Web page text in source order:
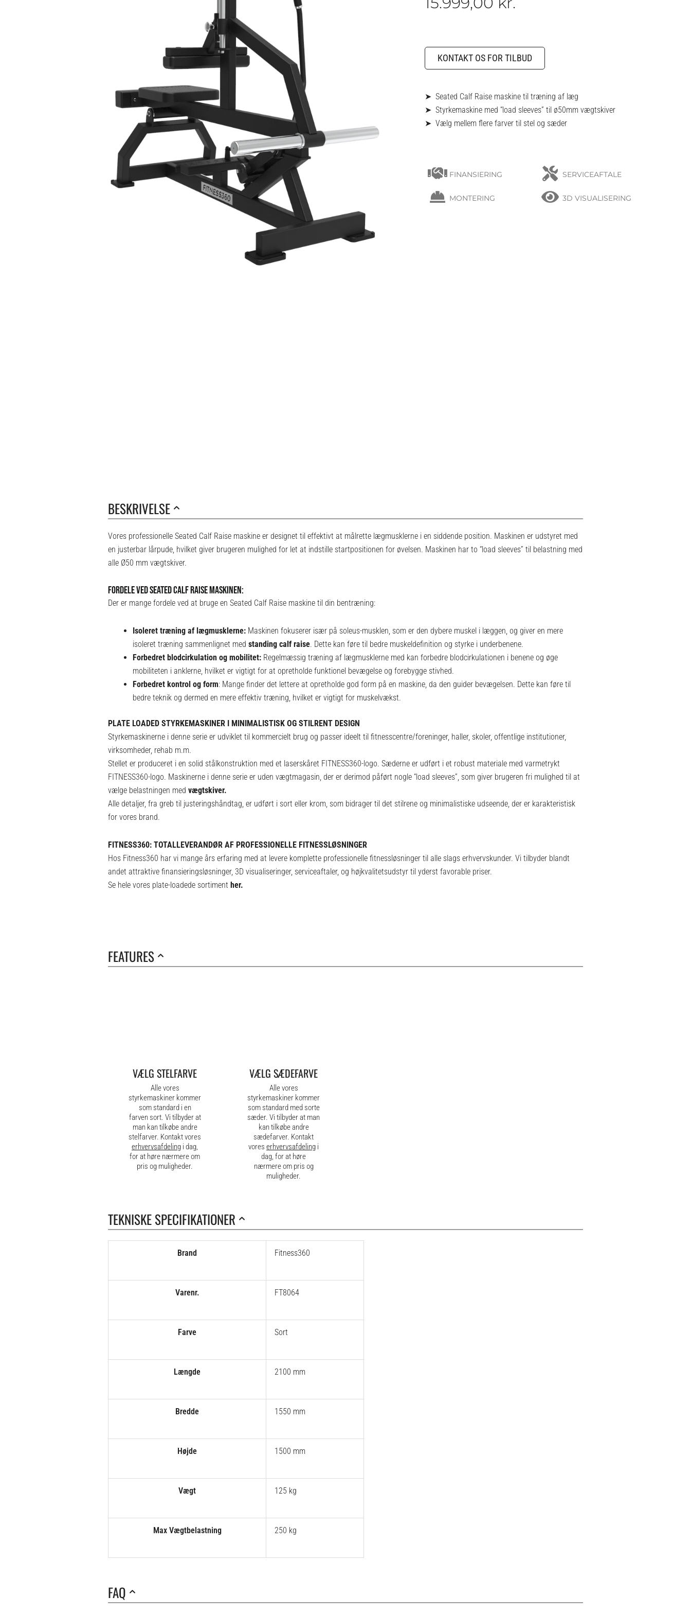
KONTAKT OS FOR TILBUD
➤ Seated Calf Raise maskine til træning af læg
➤ Styrkemaskine med “load sleeves” til ø50mm vægtskiver
➤ Vælg mellem flere farver til stel og sæder
FINANSIERING SERVICEAFTALE
MONTERING 3D VISUALISERING
BESKRIVELSE
Vores professionelle Seated Calf Raise maskine er designet til effektivt at målrette lægmusklerne i en siddende position. Maskinen er udstyret med
en justerbar lårpude, hvilket giver brugeren mulighed for let at indstille startpositionen for øvelsen. Maskinen har to “load sleeves” til belastning med
alle Ø50 mm vægtskiver.
FORDELE VED SEATED CALF RAISE MASKINEN:
Der er mange fordele ved at bruge en Seated Calf Raise maskine til din bentræning:
Isoleret træning af lægmusklerne: Maskinen fokuserer især på soleus-musklen, som er den dybere muskel i læggen, og giver en mere
isoleret træning sammenlignet med standing calf raise. Dette kan føre til bedre muskeldefinition og styrke i underbenene.
Forbedret blodcirkulation og mobilitet: Regelmæssig træning af lægmusklerne med kan forbedre blodcirkulationen i benene og øge
mobiliteten i anklerne, hvilket er vigtigt for at opretholde funktionel bevægelse og forebygge stivhed.
Forbedret kontrol og form: Mange finder det lettere at opretholde god form på en maskine, da den guider bevægelsen. Dette kan føre til
bedre teknik og dermed en mere effektiv træning, hvilket er vigtigt for muskelvækst.
PLATE LOADED STYRKEMASKINER I MINIMALISTISK OG STILRENT DESIGN
Styrkemaskinerne i denne serie er udviklet til kommercielt brug og passer ideelt til fitnesscentre/foreninger, haller, skoler, offentlige institutioner,
virksomheder, rehab m.m.
Stellet er produceret i en solid stålkonstruktion med et laserskåret FITNESS360-logo. Sæderne er udført i et robust materiale med varmetrykt
FITNESS360-logo. Maskinerne i denne serie er uden vægtmagasin, der er derimod påført nogle “load sleeves”, som giver brugeren fri mulighed til at
vælge belastningen med vægtskiver.
Alle detaljer, fra greb til justeringshåndtag, er udført i sort eller krom, som bidrager til det stilrene og minimalistiske udseende, der er karakteristisk
for vores brand.
FITNESS360: TOTALLEVERANDØR AF PROFESSIONELLE FITNESSLØSNINGER
Hos Fitness360 har vi mange års erfaring med at levere komplette professionelle fitnessløsninger til alle slags erhvervskunder. Vi tilbyder blandt
andet attraktive finansieringsløsninger, 3D visualiseringer, serviceaftaler, og højkvalitetsudstyr til yderst favorable priser.
Se hele vores plate-loadede sortiment her.
FEATURES
VÆLG STELFARVE
Alle vores
styrkemaskiner kommer
som standard i en
farven sort. Vi tilbyder at
man kan tilkøbe andre
stelfarver. Kontakt vores
erhvervsafdeling i dag,
for at høre nærmere om
pris og muligheder.
VÆLG SÆDEFARVE
Alle vores
styrkemaskiner kommer
som standard med sorte
sæder. Vi tilbyder at man
kan tilkøbe andre
sædefarver. Kontakt
vores erhvervsafdeling i
dag, for at høre
nærmere om pris og
muligheder.
TEKNISKE SPECIFIKATIONER
Brand Fitness360
Varenr. FT8064
Farve Sort
Længde 2100 mm
Bredde 1550 mm
Højde 1500 mm
Vægt 125 kg
Max Vægtbelastning 250 kg
FAQ